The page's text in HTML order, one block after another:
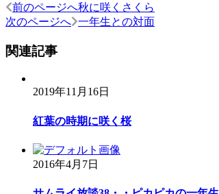
投
稿
ナ
前のページへ秋に咲くさくら
次のページへ 一年生との対面
関連記事
2019年11月16日
紅葉の時期に咲く桜
2016年4月7日